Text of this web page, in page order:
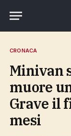
CRONACA
minivan si ribalta in A14,
muore
Grave il
mesi